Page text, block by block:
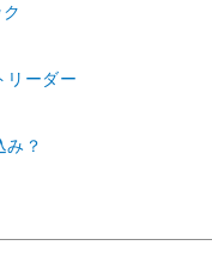
リーダー
み？